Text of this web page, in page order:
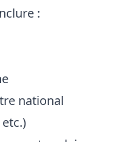
:
national